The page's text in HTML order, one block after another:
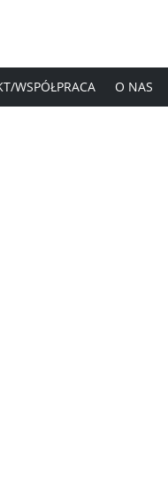
WSPÓŁPRACA O NAS